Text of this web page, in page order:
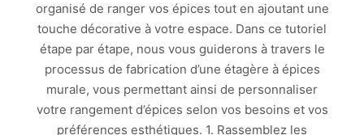
organisé de ranger vos épices tout en ajoutant une
touche décorative à votre espace. Dans ce tutoriel
étape par étape, nous vous guiderons à travers le
processus de fabrication d’une étagère à épices
murale, vous permettant ainsi de personnaliser
votre rangement d’épices selon vos besoins et vos
préférences esthétiques. 1. Rassemblez les